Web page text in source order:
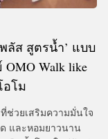
ลัส สูตรน้ำ’ แบบ
Walk like
อโม
ช่วยเสริมความมั่นใจ
และหอมยาวนาน